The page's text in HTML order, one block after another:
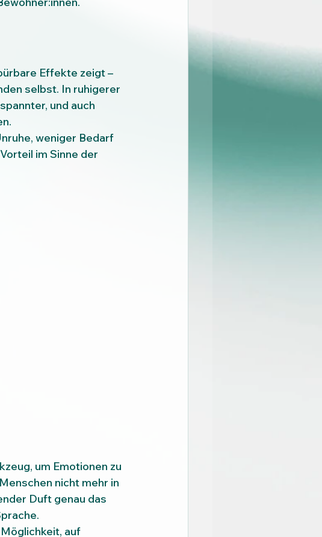
Effekte zeigt –
selbst. In ruhigerer
und auch
weniger Bedarf
im Sinne der
um Emotionen zu
nicht mehr in
Duft genau das
auf